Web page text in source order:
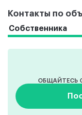
Контакты по
Собственника
ОБЩАЙТЕСЬ